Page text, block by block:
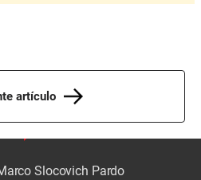
artículo
Slocovich Pardo